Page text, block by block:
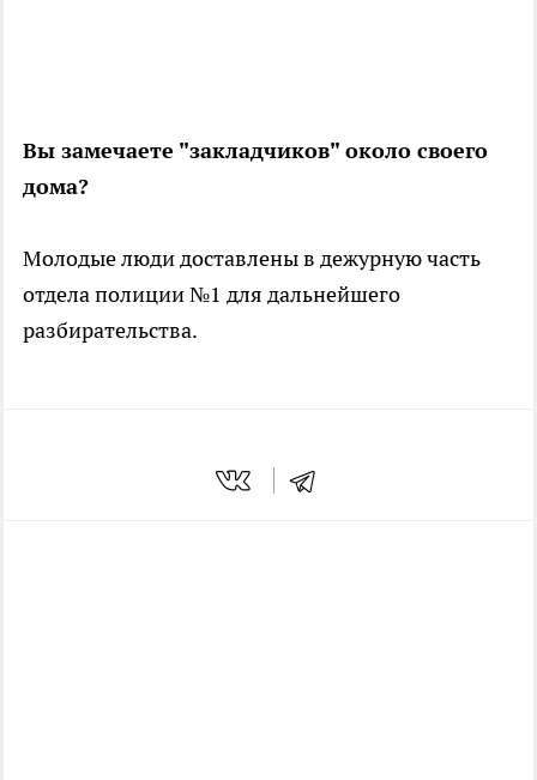
Вы замечаете "закладчиков" около своего
дома?
Молодые люди доставлены в дежурную часть
отдела полиции №1 для дальнейшего
разбирательства.